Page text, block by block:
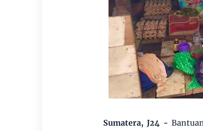
Sumatera, J24 -